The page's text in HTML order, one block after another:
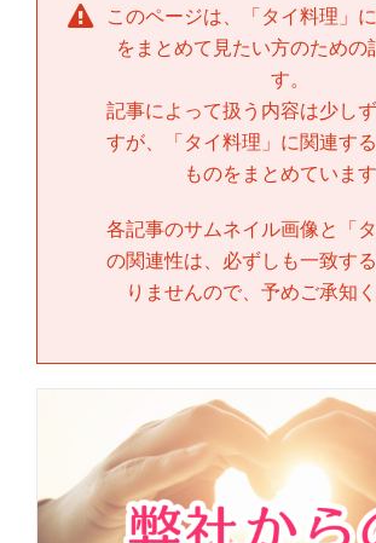
このページは、「 タイ料理 」
をまとめて見たい方のための
す。
記事によって扱う内容は少し
すが、「 タイ料理 」に関連す
ものをまとめています
各記事のサムネイル画像と「
の関連性は、必ずしも一致す
りませんので、予めご承知く